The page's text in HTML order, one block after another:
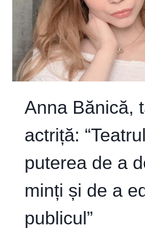
Anna Bănică,
actriță:
puterea de a
minți și de a
publicul”